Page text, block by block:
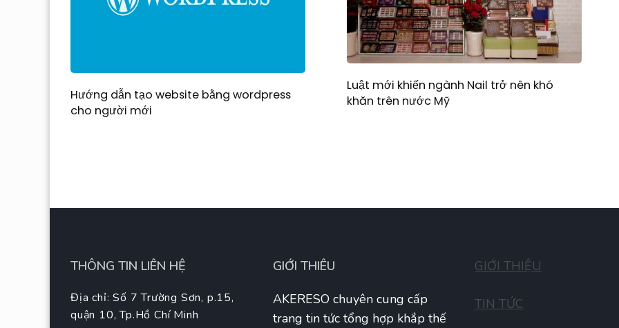
Hướng dẫn tạo website bằng wordpress
cho người mới
Luật mới khiến ngành Nail trở nên khó
khăn trên nước Mỹ
THÔNG TIN LIÊN HỆ
Địa chỉ: Số 7 Trường Sơn, p.15,
quận 10, Tp.Hồ Chí Minh
GIỚI THIÊU
AKERESO chuyên cung cấp
trang tin tức tổng hợp khắp thế
GIỚI THIỆU
TIN TỨC